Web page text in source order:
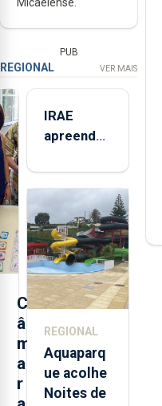
PUB
REGIONAL VER MAIS
C
â
m
a
r
IRAE
apreendeu
toneladas
de
alimentos
entre
2021 e
2025 nos
Açores
REGIONAL
Aquaparq
ue acolhe
Noites de